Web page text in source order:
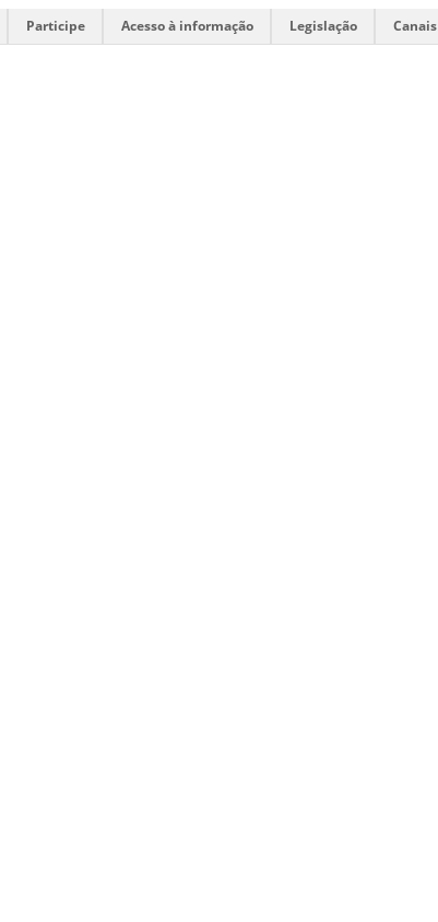
Participe Acesso à informação Legislação
Canais